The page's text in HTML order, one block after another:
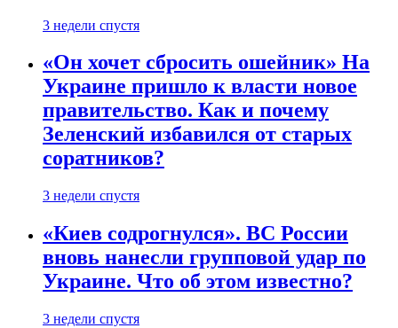
3 недели спустя
«Он хочет сбросить ошейник» На
Украине пришло к власти новое
правительство. Как и почему
Зеленский избавился от старых
соратников?
3 недели спустя
«Киев содрогнулся». ВС России
вновь нанесли групповой удар по
Украине. Что об этом известно?
3 недели спустя